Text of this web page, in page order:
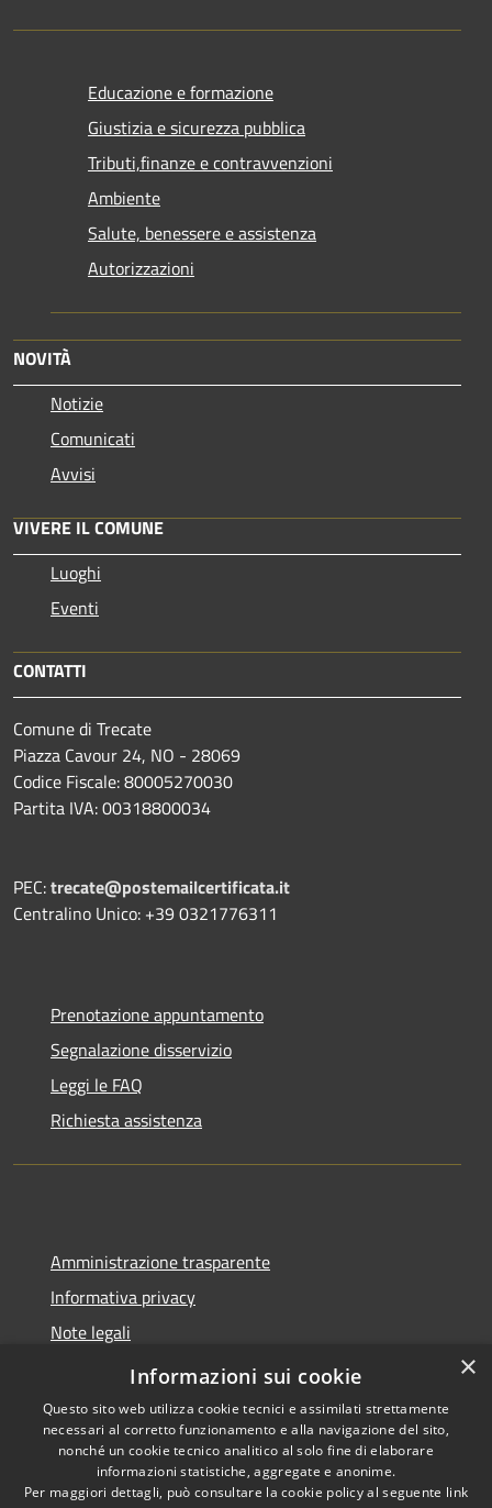
Educazione e formazione
Giustizia e sicurezza pubblica
Tributi,finanze e contravvenzioni
Ambiente
Salute, benessere e assistenza
Autorizzazioni
NOVITÀ
Notizie
Comunicati
Avvisi
VIVERE IL COMUNE
Luoghi
Eventi
CONTATTI
Comune di Trecate
Piazza Cavour 24, NO - 28069
Codice Fiscale: 80005270030
Partita IVA: 00318800034
PEC:trecate@postemailcertificata.it
Centralino Unico: +39 0321776311
Prenotazione appuntamento
Segnalazione disservizio
Leggi le FAQ
Richiesta assistenza
Amministrazione trasparente
Informativa privacy
Note legali
Dichiarazione di accessibilità
Copyright © 2026 • Comune di
×
Informazioni sui cookie
Questo sito web utilizza cookie tecnici e assimilati strettamente
necessari al corretto funzionamento e alla navigazione del sito,
nonché un cookie tecnico analitico al solo fine di elaborare
informazioni statistiche, aggregate e anonime.
Per maggiori dettagli, può consultare la cookie policy al seguente link